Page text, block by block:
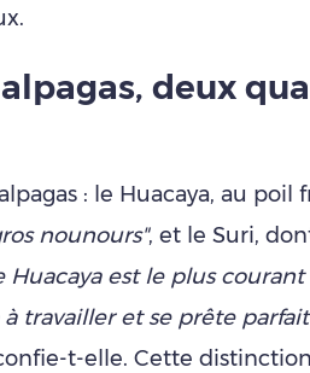
deux
: le Huacaya, au poil
nounours", et le Suri,
Huacaya est le plus
à travailler et se prête
t-elle. Cette